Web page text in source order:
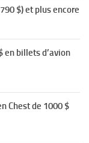
$) et plus encore
en billets d’avion
Chest de 1000 $